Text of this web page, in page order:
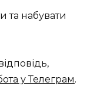
та набувати
у Телеграм.